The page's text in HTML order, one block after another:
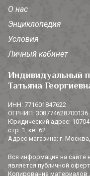
О нас
Энциклопедия
Условия
Личный кабинет
Индивидуальный
Татьяна
ИНН: 771601847622
ОГРНИП: 308774628700136
Юридический адрес:
стр. 1, кв. 62
Адрес магазина: г.
Вся информация на сайте
является публичной
Копирование материалов